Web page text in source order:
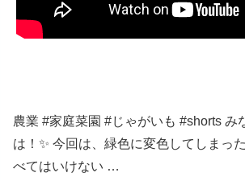
農業 #家庭菜園 #じゃがいも #shorts み
は！✨ 今回は、緑色に変色してしまっ
べてはいけない …